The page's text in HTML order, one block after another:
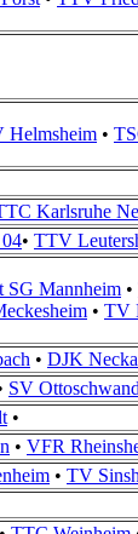
Helmsheim •
Karlsruhe
• TTV
SG Mannheim •
• TV
• DJK
SV
•
• VFR
• TV